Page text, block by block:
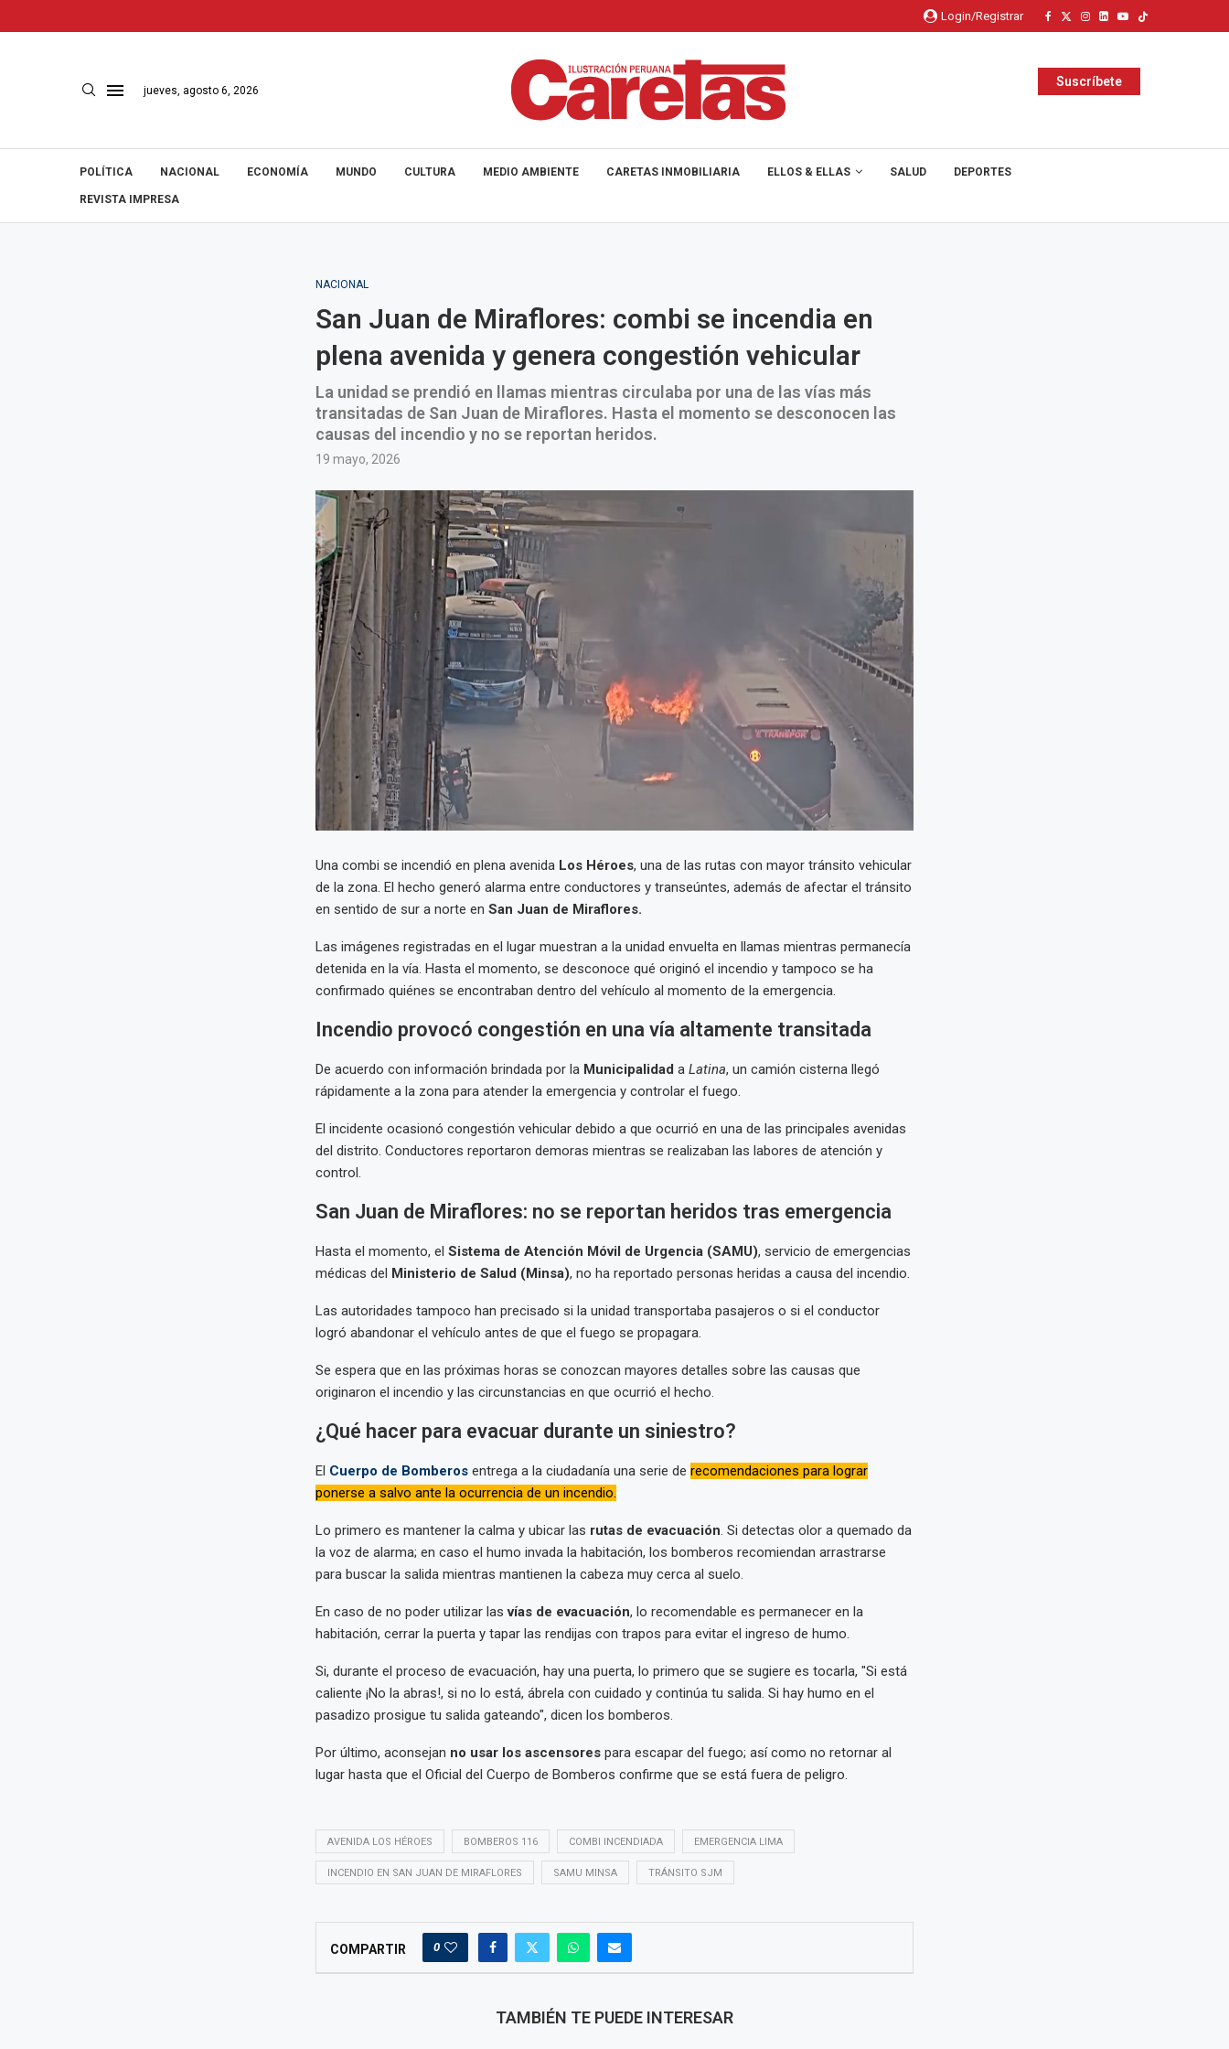
Login/Registrar
jueves, agosto 6, 2026
Suscríbete
POLÍTICA NACIONAL ECONOMÍA MUNDO CULTURA MEDIO AMBIENTE CARETAS INMOBILIARIA ELLOS & ELLAS SALUD DEPORTES
REVISTA IMPRESA
NACIONAL
San Juan de Miraflores: combi se incendia en
plena avenida y genera congestión vehicular
La unidad se prendió en llamas mientras circulaba por una de las vías más
transitadas de San Juan de Miraflores. Hasta el momento se desconocen las
causas del incendio y no se reportan heridos.
19 mayo, 2026
Una combi se incendió en plena avenida Los Héroes, una de las rutas con mayor tránsito vehicular
de la zona. El hecho generó alarma entre conductores y transeúntes, además de afectar el tránsito
en sentido de sur a norte en San Juan de Miraflores.
Las imágenes registradas en el lugar muestran a la unidad envuelta en llamas mientras permanecía
detenida en la vía. Hasta el momento, se desconoce qué originó el incendio y tampoco se ha
confirmado quiénes se encontraban dentro del vehículo al momento de la emergencia.
Incendio provocó congestión en una vía altamente transitada
De acuerdo con información brindada por la Municipalidad a Latina, un camión cisterna llegó
rápidamente a la zona para atender la emergencia y controlar el fuego.
El incidente ocasionó congestión vehicular debido a que ocurrió en una de las principales avenidas
del distrito. Conductores reportaron demoras mientras se realizaban las labores de atención y
control.
San Juan de Miraflores: no se reportan heridos tras emergencia
Hasta el momento, el Sistema de Atención Móvil de Urgencia (SAMU), servicio de emergencias
médicas del Ministerio de Salud (Minsa), no ha reportado personas heridas a causa del incendio.
Las autoridades tampoco han precisado si la unidad transportaba pasajeros o si el conductor
logró abandonar el vehículo antes de que el fuego se propagara.
Se espera que en las próximas horas se conozcan mayores detalles sobre las causas que
originaron el incendio y las circunstancias en que ocurrió el hecho.
¿Qué hacer para evacuar durante un siniestro?
El Cuerpo de Bomberosentrega a la ciudadanía una serie de recomendaciones para lograr
ponerse a salvo ante la ocurrencia de un incendio.
Lo primero es mantener la calma y ubicar las rutas de evacuación. Si detectas olor a quemado da
la voz de alarma; en caso el humo invada la habitación, los bomberos recomiendan arrastrarse
para buscar la salida mientras mantienen la cabeza muy cerca al suelo.
En caso de no poder utilizar lasvías de evacuación, lo recomendable es permanecer en la
habitación, cerrar la puerta y tapar las rendijas con trapos para evitar el ingreso de humo.
Si, durante el proceso de evacuación, hay una puerta, lo primero que se sugiere es tocarla, "Si está
caliente ¡No la abras!, si no lo está, ábrela con cuidado y continúa tu salida. Si hay humo en el
pasadizo prosigue tu salida gateando", dicen los bomberos.
Por último, aconsejan no usar los ascensorespara escapar del fuego; así como no retornar al
lugar hasta que el Oficial del Cuerpo de Bomberos confirme que se está fuera de peligro.
AVENIDA LOS HÉROES BOMBEROS 116 COMBI INCENDIADA EMERGENCIA LIMA
INCENDIO EN SAN JUAN DE MIRAFLORES SAMU MINSA TRÁNSITO SJM
COMPARTIR 0
TAMBIÉN TE PUEDE INTERESAR